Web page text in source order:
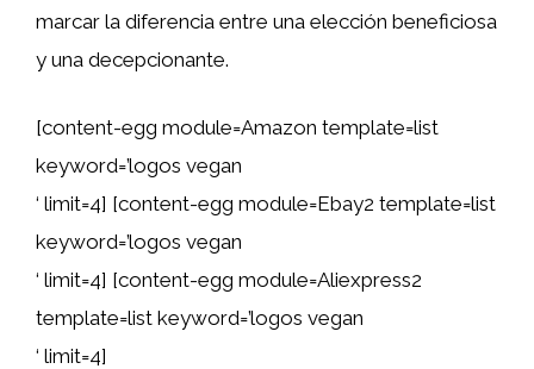
marcar la diferencia entre una elección beneficiosa
y una decepcionante.
[content-egg module=Amazon template=list
keyword=’logos vegan
‘ limit=4] [content-egg module=Ebay2 template=list
keyword=’logos vegan
‘ limit=4] [content-egg module=Aliexpress2
template=list keyword=’logos vegan
‘ limit=4]